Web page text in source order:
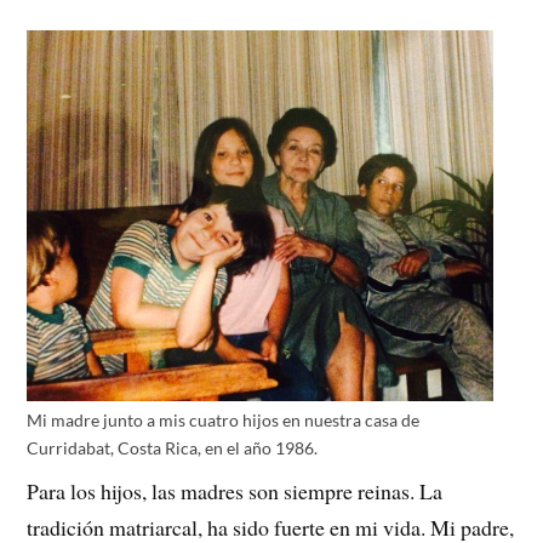
Mi madre junto a mis cuatro hijos en nuestra casa de
Curridabat, Costa Rica, en el año 1986.
Para los hijos, las madres son siempre reinas. La
tradición matriarcal, ha sido fuerte en mi vida. Mi padre,